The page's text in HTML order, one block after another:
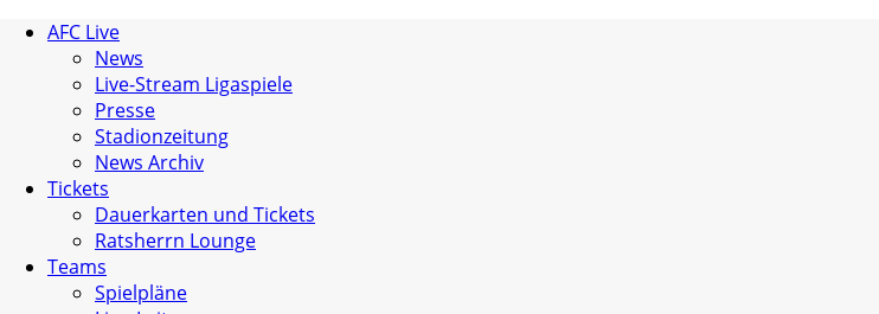
AFC Live
News
Live-Stream Ligaspiele
Presse
Stadionzeitung
News Archiv
Tickets
Dauerkarten und Tickets
Ratsherrn Lounge
Teams
Spielpläne